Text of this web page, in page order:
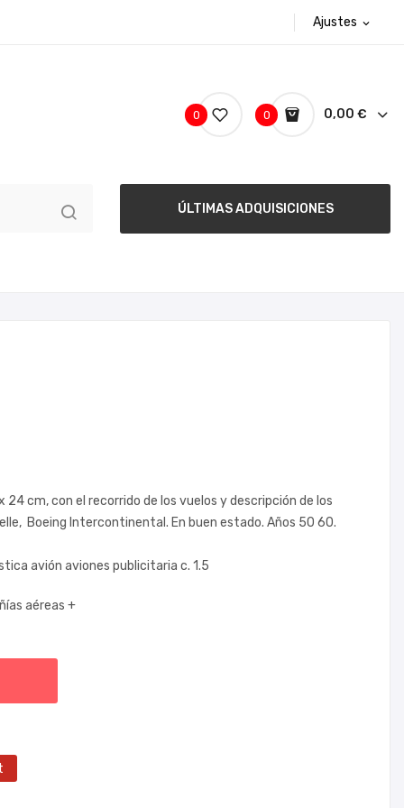
Ajustes expand_more
0 0,00 €
0
ÚLTIMAS ADQUISICIONES
cm, con el recorrido de los vuelos y descripción de los
Boeing Intercontinental. En buen estado. Años 50 60.
avión aviones publicitaria c. 1.5
aéreas +